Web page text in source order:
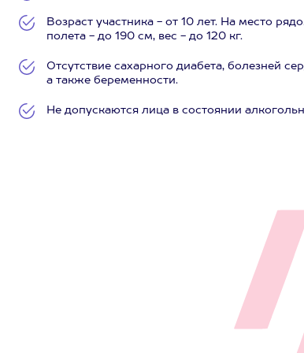
Возраст участника - от 10 лет. На место
полета - до 190 см, вес - до 120 кг.
Отсутствие сахарного диабета, болезней
а также беременности.
Не допускаются лица в состоянии